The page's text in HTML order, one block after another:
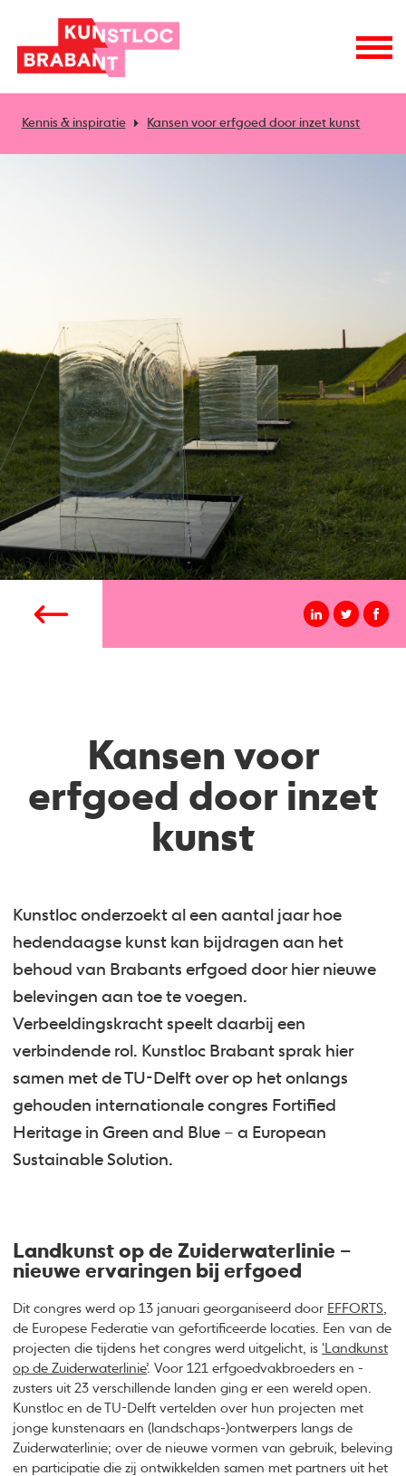
Kennis & inspiratie Kansen voor erfgoed door inzet kunst
Kansen voor
erfgoed door inzet
kunst
Kunstloc onderzoekt al een aantal jaar hoe
hedendaagse kunst kan bijdragen aan het
behoud van Brabants erfgoed door hier nieuwe
belevingen aan toe te voegen.
Verbeeldingskracht speelt daarbij een
verbindende rol. Kunstloc Brabant sprak hier
samen met de TU-Delft over op het onlangs
gehouden internationale congres Fortified
Heritage in Green and Blue – a European
Sustainable Solution.
Landkunst op de Zuiderwaterlinie –
nieuwe ervaringen bij erfgoed
Dit congres werd op 13 januari georganiseerd door EFFORTS,
de Europese Federatie van gefortificeerde locaties. Een van de
projecten die tijdens het congres werd uitgelicht, is ‘Landkunst
op de Zuiderwaterlinie’. Voor 121 erfgoedvakbroeders en -
zusters uit 23 verschillende landen ging er een wereld open.
Kunstloc en de TU-Delft vertelden over hun projecten met
jonge kunstenaars en (landschaps-)ontwerpers langs de
Zuiderwaterlinie; over de nieuwe vormen van gebruik, beleving
en participatie die zij ontwikkelden samen met partners uit het